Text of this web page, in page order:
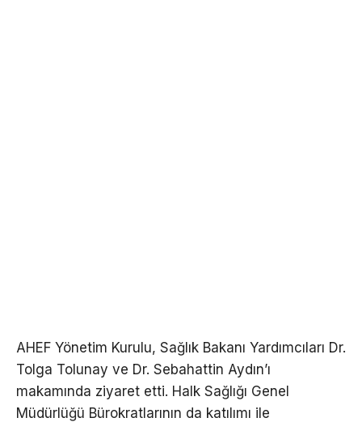
AHEF Yönetim Kurulu, Sağlık Bakanı Yardımcıları Dr.
Tolga Tolunay ve Dr. Sebahattin Aydın’ı
makamında ziyaret etti. Halk Sağlığı Genel
Müdürlüğü Bürokratlarının da katılımı ile